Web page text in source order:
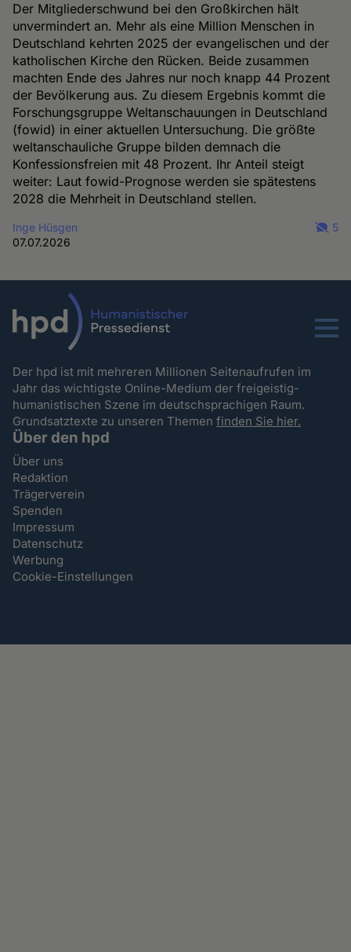
Der Mitgliederschwund bei den Großkirchen hält
unvermindert an. Mehr als eine Million Menschen in
Deutschland kehrten 2025 der evangelischen und der
katholischen Kirche den Rücken. Beide zusammen
machten Ende des Jahres nur noch knapp 44 Prozent
der Bevölkerung aus. Zu diesem Ergebnis kommt die
Forschungsgruppe Weltanschauungen in Deutschland
(fowid) in einer aktuellen Untersuchung. Die größte
weltanschauliche Gruppe bilden demnach die
Konfessionsfreien mit 48 Prozent. Ihr Anteil steigt
weiter: Laut fowid-Prognose werden sie spätestens
2028 die Mehrheit in Deutschland stellen.
Inge Hüsgen
07.07.2026
5
Menu
Der hpd ist mit mehreren Millionen Seitenaufrufen im
Jahr das wichtigste Online-Medium der freigeistig-
humanistischen Szene im deutschsprachigen Raum.
Grundsatztexte zu unseren Themenfinden Sie hier.
Über den hpd
Über uns
Redaktion
Trägerverein
Spenden
Impressum
Datenschutz
Werbung
Cookie-Einstellungen